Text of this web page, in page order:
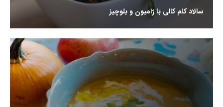
سالاد کلم کالی با ژامبون و بلوچیز